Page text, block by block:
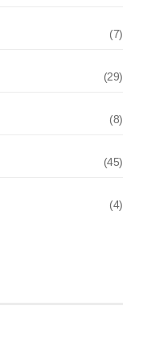
(7)
(29)
(8)
(45)
(4)